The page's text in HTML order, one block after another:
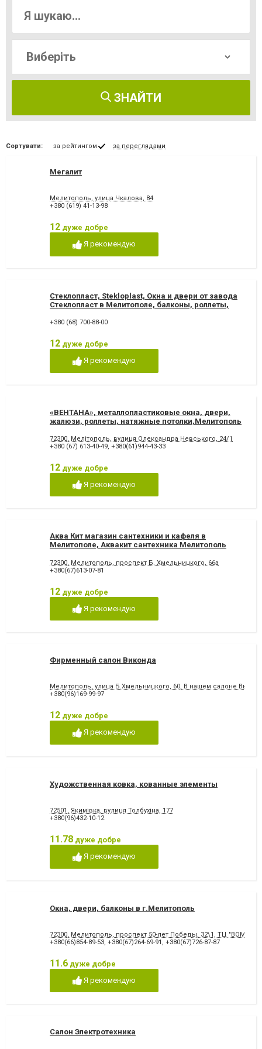
ЗНАЙТИ
Сортувати: за рейтингом за переглядами
Мегалит
Мелитополь, улица Чкалова, 84
+380 (619) 41-13-98
12 дуже добре
Я рекомендую
Стеклопласт, Stekloplast, Окна и двери от завода
Стеклопласт в Мелитополе, балконы, роллеты,
+380 (68) 700-88-00
12 дуже добре
Я рекомендую
«ВЕНТАНА», металлопластиковые окна, двери,
жалюзи, роллеты, натяжные потолки,Мелитополь
72300, Мелітополь, вулиця Олександра Невського, 24/1
+380 (67) 613-40-49, +380(61)944-43-33
12 дуже добре
Я рекомендую
Аква Кит магазин сантехники и кафеля в
Мелитополе, Аквакит сантехника Мелитополь
72300, Мелитополь, проспект Б. Хмельницкого, 66а
+380(67)613-07-81
12 дуже добре
Я рекомендую
Фирменный салон Виконда
Мелитополь, улица Б.Хмельницкого, 60, В нашем салоне Вы
+380(96)169-99-97
12 дуже добре
Я рекомендую
Художственная ковка, кованные элементы
72501, Якимівка, вулиця Толбухіна, 177
+380(96)432-10-12
11.78 дуже добре
Я рекомендую
Окна, двери, балконы в г.Мелитополь
72300, Мелитополь, проспект 50-лет Победы, 32\1, ТЦ "BOMOND"
+380(66)854-89-53, +380(67)264-69-91 , +380(67)726-87-87
11.6 дуже добре
Я рекомендую
Салон Электротехника